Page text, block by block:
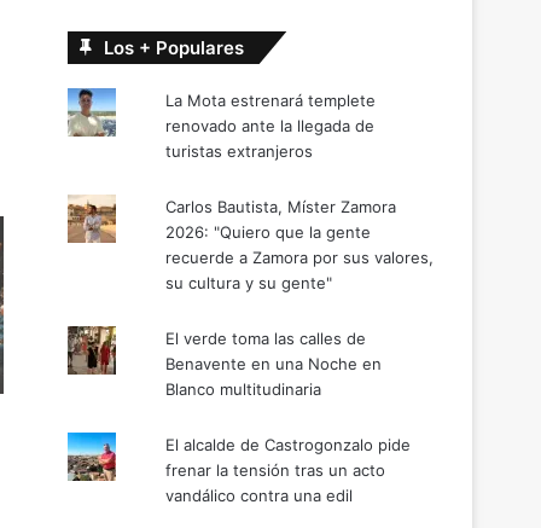
Los + Populares
La Mota estrenará templete
renovado ante la llegada de
turistas extranjeros
Carlos Bautista, Míster Zamora
2026: "Quiero que la gente
recuerde a Zamora por sus valores,
su cultura y su gente"
El verde toma las calles de
Benavente en una Noche en
Blanco multitudinaria
El alcalde de Castrogonzalo pide
frenar la tensión tras un acto
vandálico contra una edil